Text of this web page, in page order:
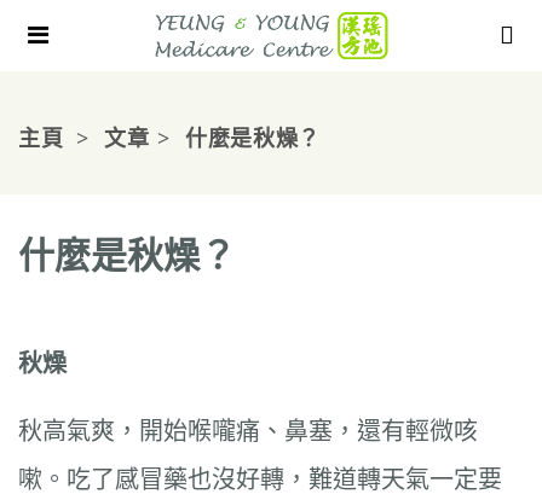
主頁 文章 什麼是秋燥？
什麼是秋燥？
秋燥
秋高氣爽，開始喉嚨痛、鼻塞，還有輕微咳
嗽。吃了感冒藥也沒好轉，難道轉天氣一定要